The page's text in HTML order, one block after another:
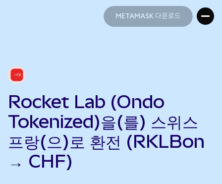
METAMASK 다운로드
Rocket Lab (Ondo
Tokenized)을(를) 스위스
프랑(으)로 환전 (RKLBon
→ CHF)